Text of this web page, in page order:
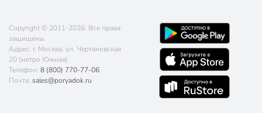
Copyright © 2011-2026. Все права
защищены.
Адрес: г. Москва, ул. Чертановская
20 (метро Южная)
Телефон: 8 (800) 770-77-06
Почта: sales@poryadok.ru